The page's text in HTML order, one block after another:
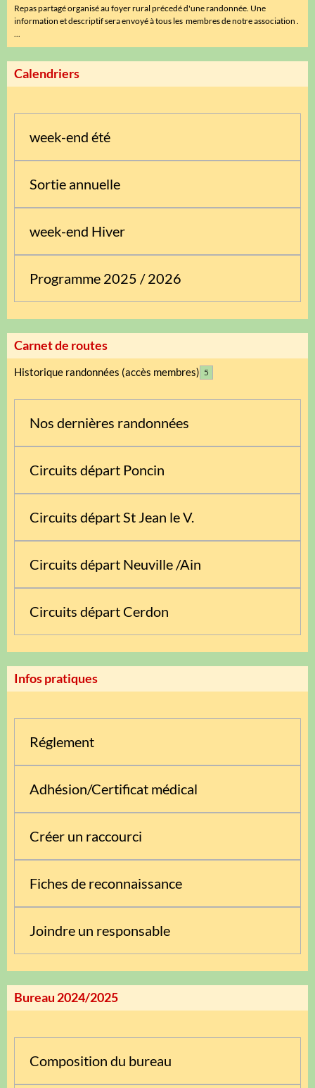
Repas partagé organisé au foyer rural précedé d'une randonnée. Une
information et descriptif sera envoyé à tous les membres de notre association .
...
Calendriers
week-end été
Sortie annuelle
week-end Hiver
Programme 2025 / 2026
Carnet de routes
Historique randonnées (accès membres) 5
Nos dernières randonnées
Circuits départ Poncin
Circuits départ St Jean le V.
Circuits départ Neuville /Ain
Circuits départ Cerdon
Infos pratiques
Réglement
Adhésion/Certificat médical
Créer un raccourci
Fiches de reconnaissance
Joindre un responsable
Bureau 2024/2025
Composition du bureau